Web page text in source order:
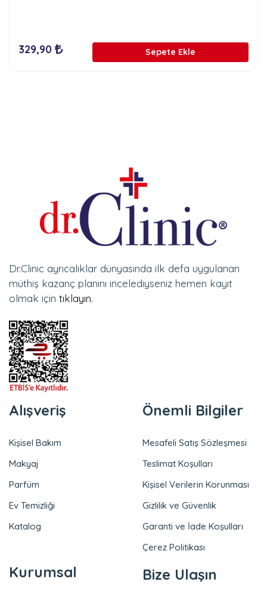
329,90 Sepete Ekle
Dr.Clinic ayrıcalıklar dünyasında ilk defa uygulanan
müthiş kazanç planını incelediyseniz hemen kayıt
olmak için tıklayın.
Alışveriş
Kişisel Bakım
Makyaj
Parfüm
Ev Temizliği
Katalog
Önemli Bilgiler
Mesafeli Satış Sözleşmesi
Teslimat Koşulları
Kişisel Verilerin Korunması
Gizlilik ve Güvenlik
Garanti ve İade Koşulları
Çerez Politikası
Kurumsal Bize Ulaşın